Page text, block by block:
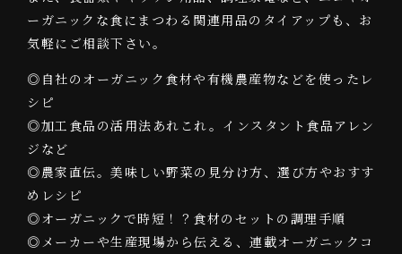
ーガニックな食にまつわる関連用品のタイアップも、お
気軽にご相談下さい。
◎自社のオーガニック食材や有機農産物などを使ったレ
シピ
◎加工食品の活用法あれこれ。インスタント食品アレン
ジなど
◎農家直伝。美味しい野菜の見分け方、選び方やおすす
めレシピ
◎オーガニックで時短！？食材のセットの調理手順
◎メーカーや生産現場から伝える、連載オーガニックコ